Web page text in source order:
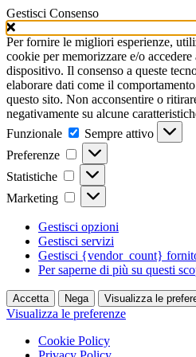
Gestisci Consenso
Per fornire le migliori esperienze,
cookie per memorizzare e/o
dispositivo. Il consenso a queste
elaborare dati come il
questo sito. Non acconsentire o
negativamente su alcune
Funzionale
Funzionale
Sempre attivo
Preferenze
Preferenze
Statistiche Statistiche
Marketing Marketing
Gestisci opzioni
Gestisci servizi
Gestisci {vendor_count}
Per saperne di più su questi
Accetta Nega Visualizza le
Visualizza le preferenze
Cookie Policy